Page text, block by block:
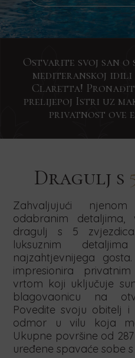
Ostvarite svoj san o
mediteranskoj
Claretta!
prelijepoj Istri uz
privatnost ove
Dragulj s
Zahvaljujući
odabranim
dragulj s 5
luksuznim
najzahtjevnijega
impresionira
vrtom koji uključuje
blagovaonicu na
Povedite svoju obitelj
odmor u vilu koja
Ukupne površine od
uređene spavaće sobe
nam
to
čuti.
Obratite
nam
se
već
danas
i
pošaljite
upit
za
Prijavite
na
newsletter
putem
obrasca
niže.
Drago
nam
to
čuti.
Obratite
nam
se
već
danas
i
rezervirajte
svoj
boravak
putem
obrasca
Pošaljite
vezanu
usluge
putem
obrasca
niže.
nam
to
čuti.
Obratite
nam
se
već
danas
i
pošaljite
upit
za
Traži
Početni
datum
Datum
završetka
Broj
osoba
TRAŽI
Pošaljite
vezanu
vjenčanja
putem
obrasca
niže.
Pošaljite
vezanu
building
putem
obrasca
niže.